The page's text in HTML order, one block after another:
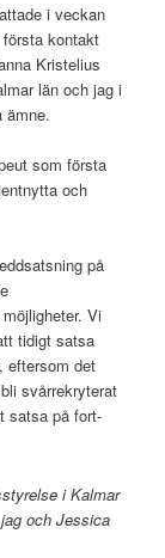
i veckan
kontakt
Kristelius
län och jag i
ämne.
som första
och
på
Vi
tidigt satsa
eftersom det
svårrekryterat
satsa på fort-
i Kalmar
och Jessica